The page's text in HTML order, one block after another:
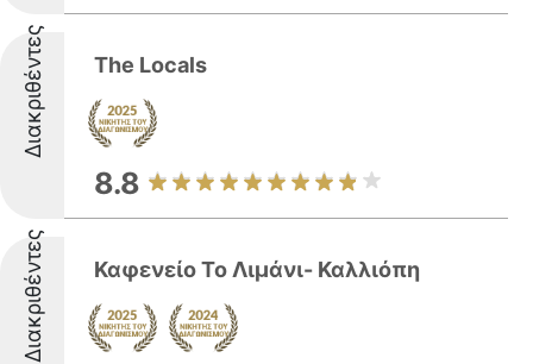
Διακριθέντες The Locals
8.8
Διακριθέντες Καφενείο Το Λιμάνι- Καλλιόπη